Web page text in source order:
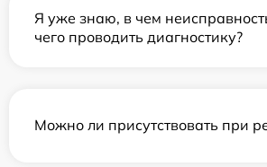
Я уже знаю, в чем
чего проводить диагностику?
Можно ли присутствовать при